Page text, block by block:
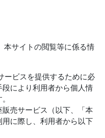
サイトの閲覧等に係る情
ビスを提供するために必
により利用者から個人情
売サービス（以下、「本
に際し、利用者から以下